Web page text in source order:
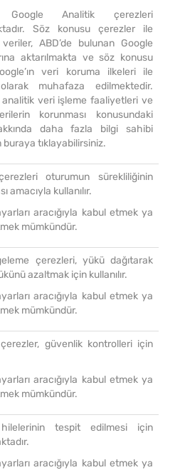
Google Analitik çerezleri
Söz konusu çerezler ile
ABD’de bulunan Google
aktarılmakta ve söz konusu
veri koruma ilkeleri ile
muhafaza edilmektedir.
analitik veri işleme faaliyetleri ve
korunması konusundaki
daha fazla bilgi sahibi
buraya tıklayabilirsiniz.
oturumun sürekliliğinin
amacıyla kullanılır.
aracığıyla kabul etmek ya
mümkündür.
çerezleri, yükü dağıtarak
azaltmak için kullanılır.
aracığıyla kabul etmek ya
mümkündür.
güvenlik kontrolleri için
aracığıyla kabul etmek ya
mümkündür.
hilelerinin tespit edilmesi için
aracığıyla kabul etmek ya